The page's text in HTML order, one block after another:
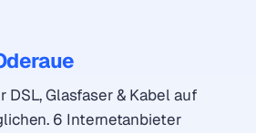
Glasfaser & Kabel auf
6 Internetanbieter